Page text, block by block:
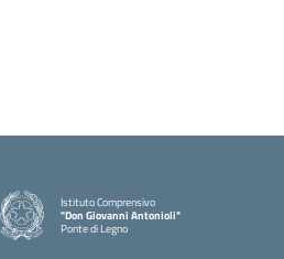
Istituto Comprensivo
"Don Giovanni Antonioli"
Ponte di Legno
— Visita la pagina iniziale della scuola